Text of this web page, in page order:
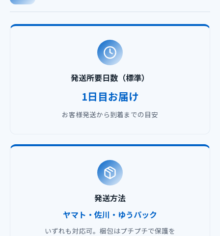
発送所要日数（標準）
1日目お届け
お客様発送から到着までの目安
発送方法
ヤマト・佐川・ゆうパック
いずれも対応可。梱包はプチプチで保護を